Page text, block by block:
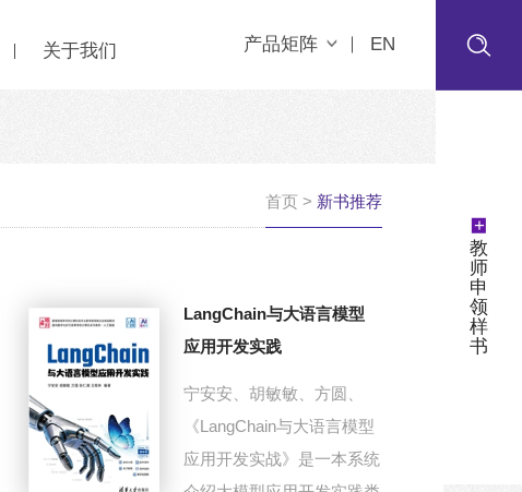
关于我们 产品矩阵 EN
+
教
师
申
领
样
书
首页 > 新书推荐
LangChain与大语言模型
应用开发实践
宁安安、胡敏敏、方圆、
《LangChain与大语言模型
应用开发实战》是一本系统